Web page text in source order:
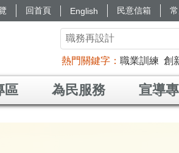
回首頁 English 民意信箱
熱門關鍵字 職業訓練 創
區 為民服務 宣導